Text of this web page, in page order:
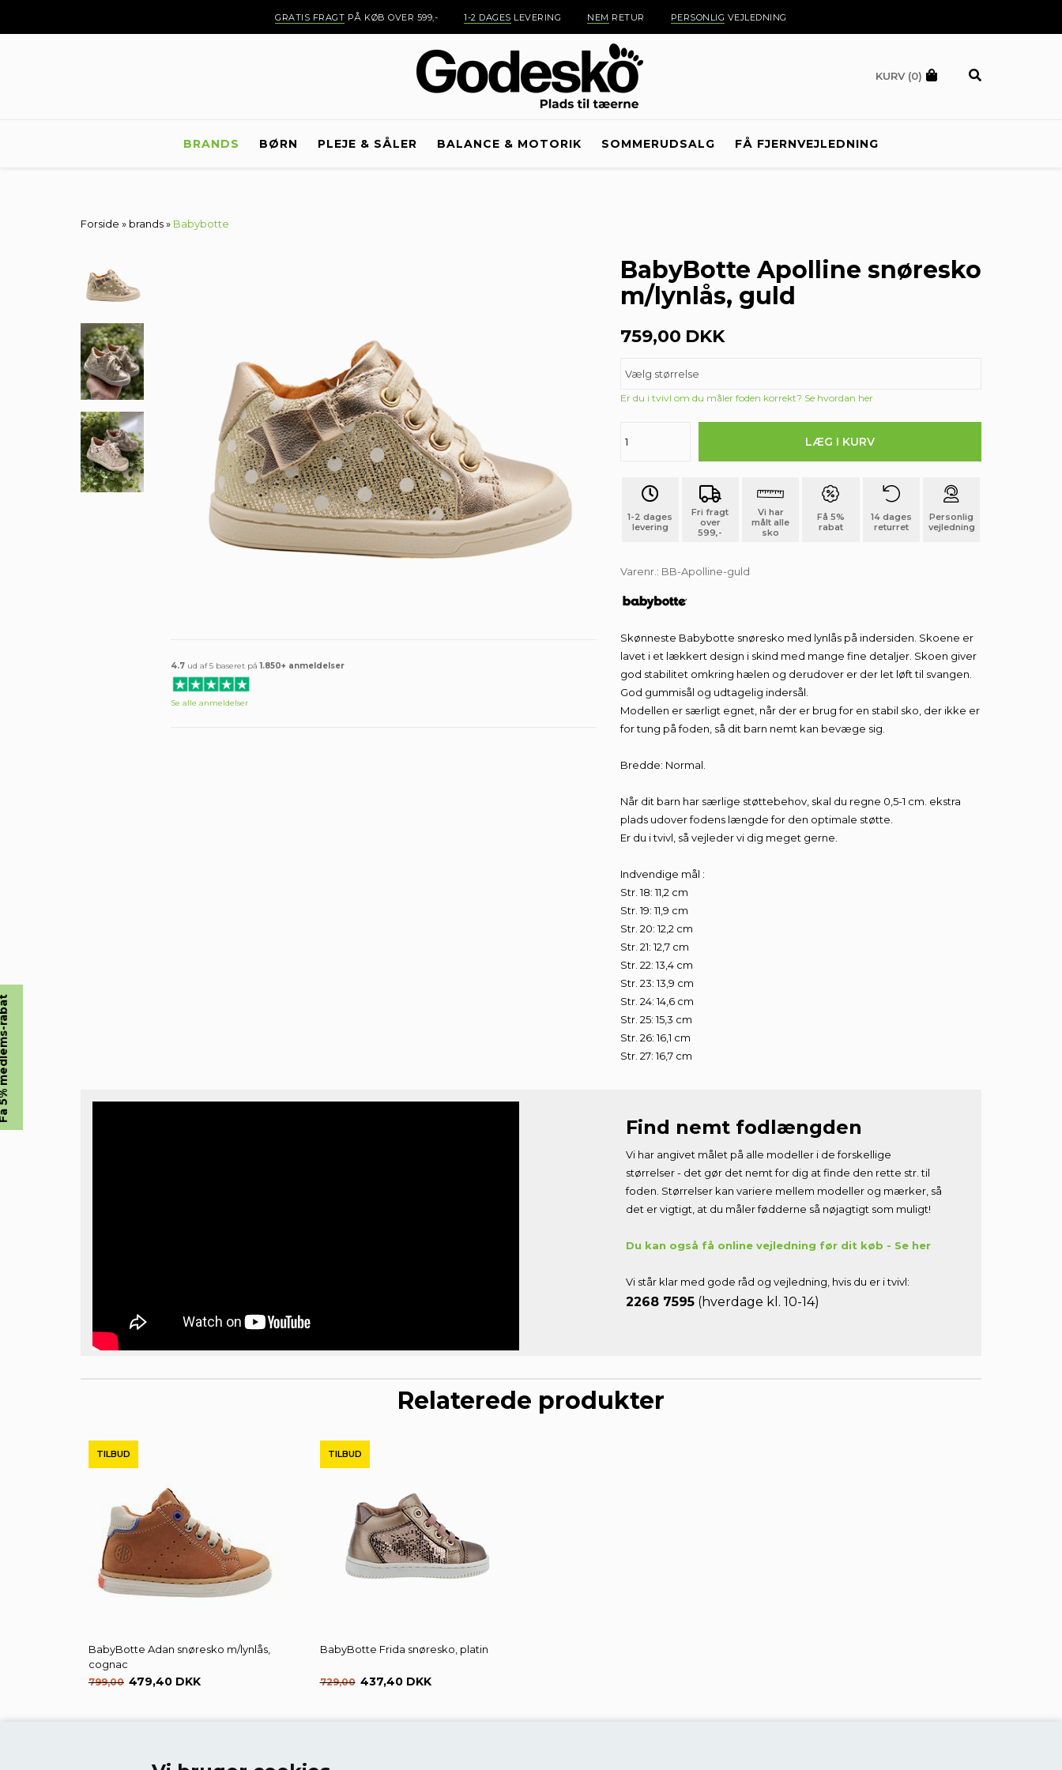
GRATIS FRAGT PÅ KØB OVER 599,- 1-2 DAGES LEVERING NEM RETUR PERSONLIG VEJLEDNING
KURV (0)
BRANDS BØRN PLEJE & SÅLER BALANCE & MOTORIK SOMMERUDSALG FÅ FJERNVEJLEDNING
Forside » brands» Babybotte
4.7ud af 5 baseret på1.850+ anmeldelser
Se alle anmeldelser
BabyBotte Apolline snøresko
m/lynlås, guld
759,00 DKK
Er du i tvivl om du måler foden korrekt? Se hvordan her
1-2 dages
levering
Fri fragt
over
599,-
Vi har
målt alle
sko
Få 5%
rabat
14 dages
returret
Personlig
vejledning
Varenr.: BB-Apolline-guld
Skønneste Babybotte snøresko med lynlås på indersiden. Skoene er
lavet i et lækkert design i skind med mange fine detaljer. Skoen giver
god stabilitet omkring hælen og derudover er der let løft til svangen.
God gummisål og udtagelig indersål.
Modellen er særligt egnet, når der er brug for en stabil sko, der ikke er
for tung på foden, så dit barn nemt kan bevæge sig.
Bredde: Normal.
Når dit barn har særlige støttebehov, skal du regne 0,5-1 cm. ekstra
plads udover fodens længde for den optimale støtte.
Er du i tvivl, så vejleder vi dig meget gerne.
Indvendige mål :
Str. 18: 11,2 cm
Str. 19: 11,9 cm
Str. 20: 12,2 cm
Str. 21: 12,7 cm
Str. 22: 13,4 cm
Str. 23: 13,9 cm
Str. 24: 14,6 cm
Str. 25: 15,3 cm
Str. 26: 16,1 cm
Str. 27: 16,7 cm
Find nemt fodlængden
Vi har angivet målet på alle modeller i de forskellige
størrelser - det gør det nemt for dig at finde den rette str. til
foden. Størrelser kan variere mellem modeller og mærker, så
det er vigtigt, at du måler fødderne så nøjagtigt som muligt!
Du kan også få online vejledning før dit køb - Se her
Vi står klar med gode råd og vejledning, hvis du er i tvivl:
2268 7595 (hverdage kl. 10-14)
Relaterede produkter
TILBUD
BabyBotte Adan snøresko m/lynlås,
cognac
799,00 479,40 DKK
TILBUD
BabyBotte Frida snøresko, platin
729,00 437,40 DKK
Få 5% Rabat på Alle Køb!
De 5% rabat virker kun på ikke nedsatte vare og gælder ikke ved gavekort.
Du kan til enhver tid trække din tilmelding tilbage ved at klikke på afmeld linket i
efter at besvare alle e-mails forespørgsler på afmelding fra medlemslisten indenfor 2